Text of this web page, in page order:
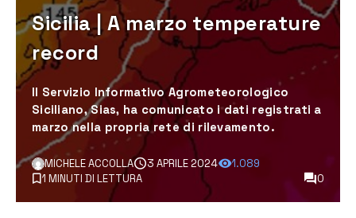
Sicilia | A marzo temperature
record
Il Servizio Informativo Agrometeorologico
Siciliano, Sias, ha comunicato i dati registrati a
marzo nella propria rete di rilevamento.
MICHELE ACCOLLA 3 APRILE 2024
1.089
1 MINUTI DI LETTURA
0